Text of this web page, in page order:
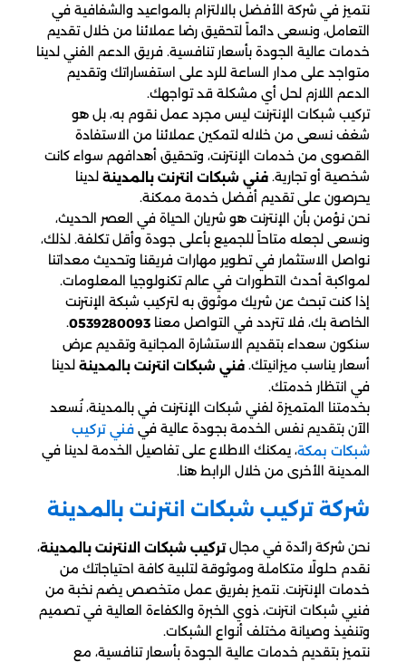
نتميز في شركة الأفضل بالالتزام بالمواعيد والشفافية في
التعامل، ونسعى دائماً لتحقيق رضا عملائنا من خلال تقديم
خدمات عالية الجودة بأسعار تنافسية. فريق الدعم الفني لدينا
متواجد على مدار الساعة للرد على استفساراتك وتقديم
الدعم اللازم لحل أي مشكلة قد تواجهك.
تركيب شبكات الإنترنت ليس مجرد عمل نقوم به، بل هو
شغف نسعى من خلاله لتمكين عملائنا من الاستفادة
القصوى من خدمات الإنترنت، وتحقيق أهدافهم سواء كانت
شخصية أو تجارية. فني شبكات انترنت بالمدينة لدينا
يحرصون على تقديم أفضل خدمة ممكنة.
نحن نؤمن بأن الإنترنت هو شريان الحياة في العصر الحديث،
ونسعى لجعله متاحاً للجميع بأعلى جودة وأقل تكلفة. لذلك،
نواصل الاستثمار في تطوير مهارات فريقنا وتحديث معداتنا
لمواكبة أحدث التطورات في عالم تكنولوجيا المعلومات.
إذا كنت تبحث عن شريك موثوق به لتركيب شبكة الإنترنت
الخاصة بك، فلا تتردد في التواصل معنا 0539280093
.
سنكون سعداء بتقديم الاستشارة المجانية وتقديم عرض
أسعار يناسب ميزانيتك. فني شبكات انترنت بالمدينة لدينا
في انتظار خدمتك.
بخدمتنا المتميزة لفني شبكات الإنترنت في بالمدينة، نُسعد
الآن بتقديم نفس الخدمة بجودة عالية في فني تركيب
شبكات بمكة، يمكنك الاطلاع على تفاصيل الخدمة لدينا في
المدينة الأخرى من خلال الرابط هنا.
شركة تركيب شبكات انترنت بالمدينة
نحن شركة رائدة في مجالتركيب شبكات الانترنت بالمدينة،
نقدم حلولًا متكاملة وموثوقة لتلبية كافة احتياجاتك من
خدمات الإنترنت. نتميز بفريق عمل متخصص يضم نخبة من
فنيي شبكات انترنت، ذوي الخبرة والكفاءة العالية في تصميم
وتنفيذ وصيانة مختلف أنواع الشبكات.
نتميز بتقديم خدمات عالية الجودة بأسعار تنافسية، مع